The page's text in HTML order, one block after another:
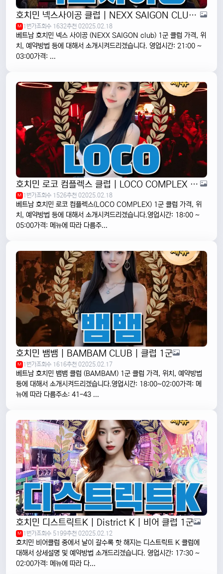
호치민 넥스사이공 클럽 | NEXX SAIGON CLUB | 1군
M 1번가조회수 1632추천 02025.02.18
베트남 호치민 넥스 사이공 (NEXX SAIGON club) 1군 클럽 가격, 위
치, 예약방법 등에 대해서 소개시켜드리겠습니다. 영업시간: 21:00 ~
03:00가격: ...
호치민 로코 컴플렉스 클럽 | LOCO COMPLEX | 1군
M 1번가조회수 1526추천 02025.02.18
베트남 호치민 로코 컴플렉스(LOCO COMPLEX) 1군 클럽 가격, 위
치, 예약방법 등에 대해서 소개시켜드리겠습니다.영업시간: 18:00 ~
05:00가격: 메뉴에 따라 다름주...
호치민 뱀뱀 | BAMBAM CLUB | 클럽 1군
M 1번가조회수 1616추천 02025.02.17
베트남 호치민 뱀뱀 클럽 (BAMBAM) 1군 클럽 가격, 위치, 예약방법
등에 대해서 소개시켜드리겠습니다.영업시간: 18:00~02:00가격: 메
뉴에 따라 다름주소: 41-43 ...
호치민 디스트릭트K | District K | 비어 클럽 1군
M 1번가조회수 5199추천 02025.02.12
호치민 비어클럽 중에서 날이 갈수록 핫 해지는 디스트릭트 K 클럽에
대해서 상세설명 및 예약방법 소개드리겠습니다. 영업시간: 17:30 ~
02:00가격: 메뉴에 따라 다...